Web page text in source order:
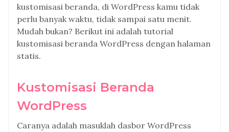
kustomisasi beranda, di WordPress kamu tidak
perlu banyak waktu, tidak sampai satu menit.
Mudah bukan? Berikut ini adalah tutorial
kustomisasi beranda WordPress dengan halaman
statis.
Kustomisasi Beranda
WordPress
Caranya adalah masuklah dasbor WordPress